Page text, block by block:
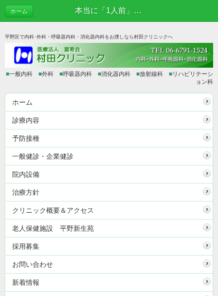
本当に「1人前」？ | あれこれブログ
ホーム
平野区で内科･外科・呼吸器内科・消化器内科をお捜しなら村田クリニックへ
■一般内科 ■外科 ■呼吸器内科 ■消化器内科 ■放射線科 ■リハビリテーシ
ョン科
ホーム
診療内容
予防接種
一般健診・企業健診
院内設備
治療方針
クリニック概要＆アクセス
老人保健施設 平野新生苑
採用募集
お問い合わせ
新着情報